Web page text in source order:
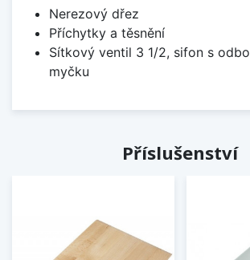
Nerezový dřez
Příchytky a těsnění
Sítkový ventil 3 1/2, sifon s
myčku
Příslušenství